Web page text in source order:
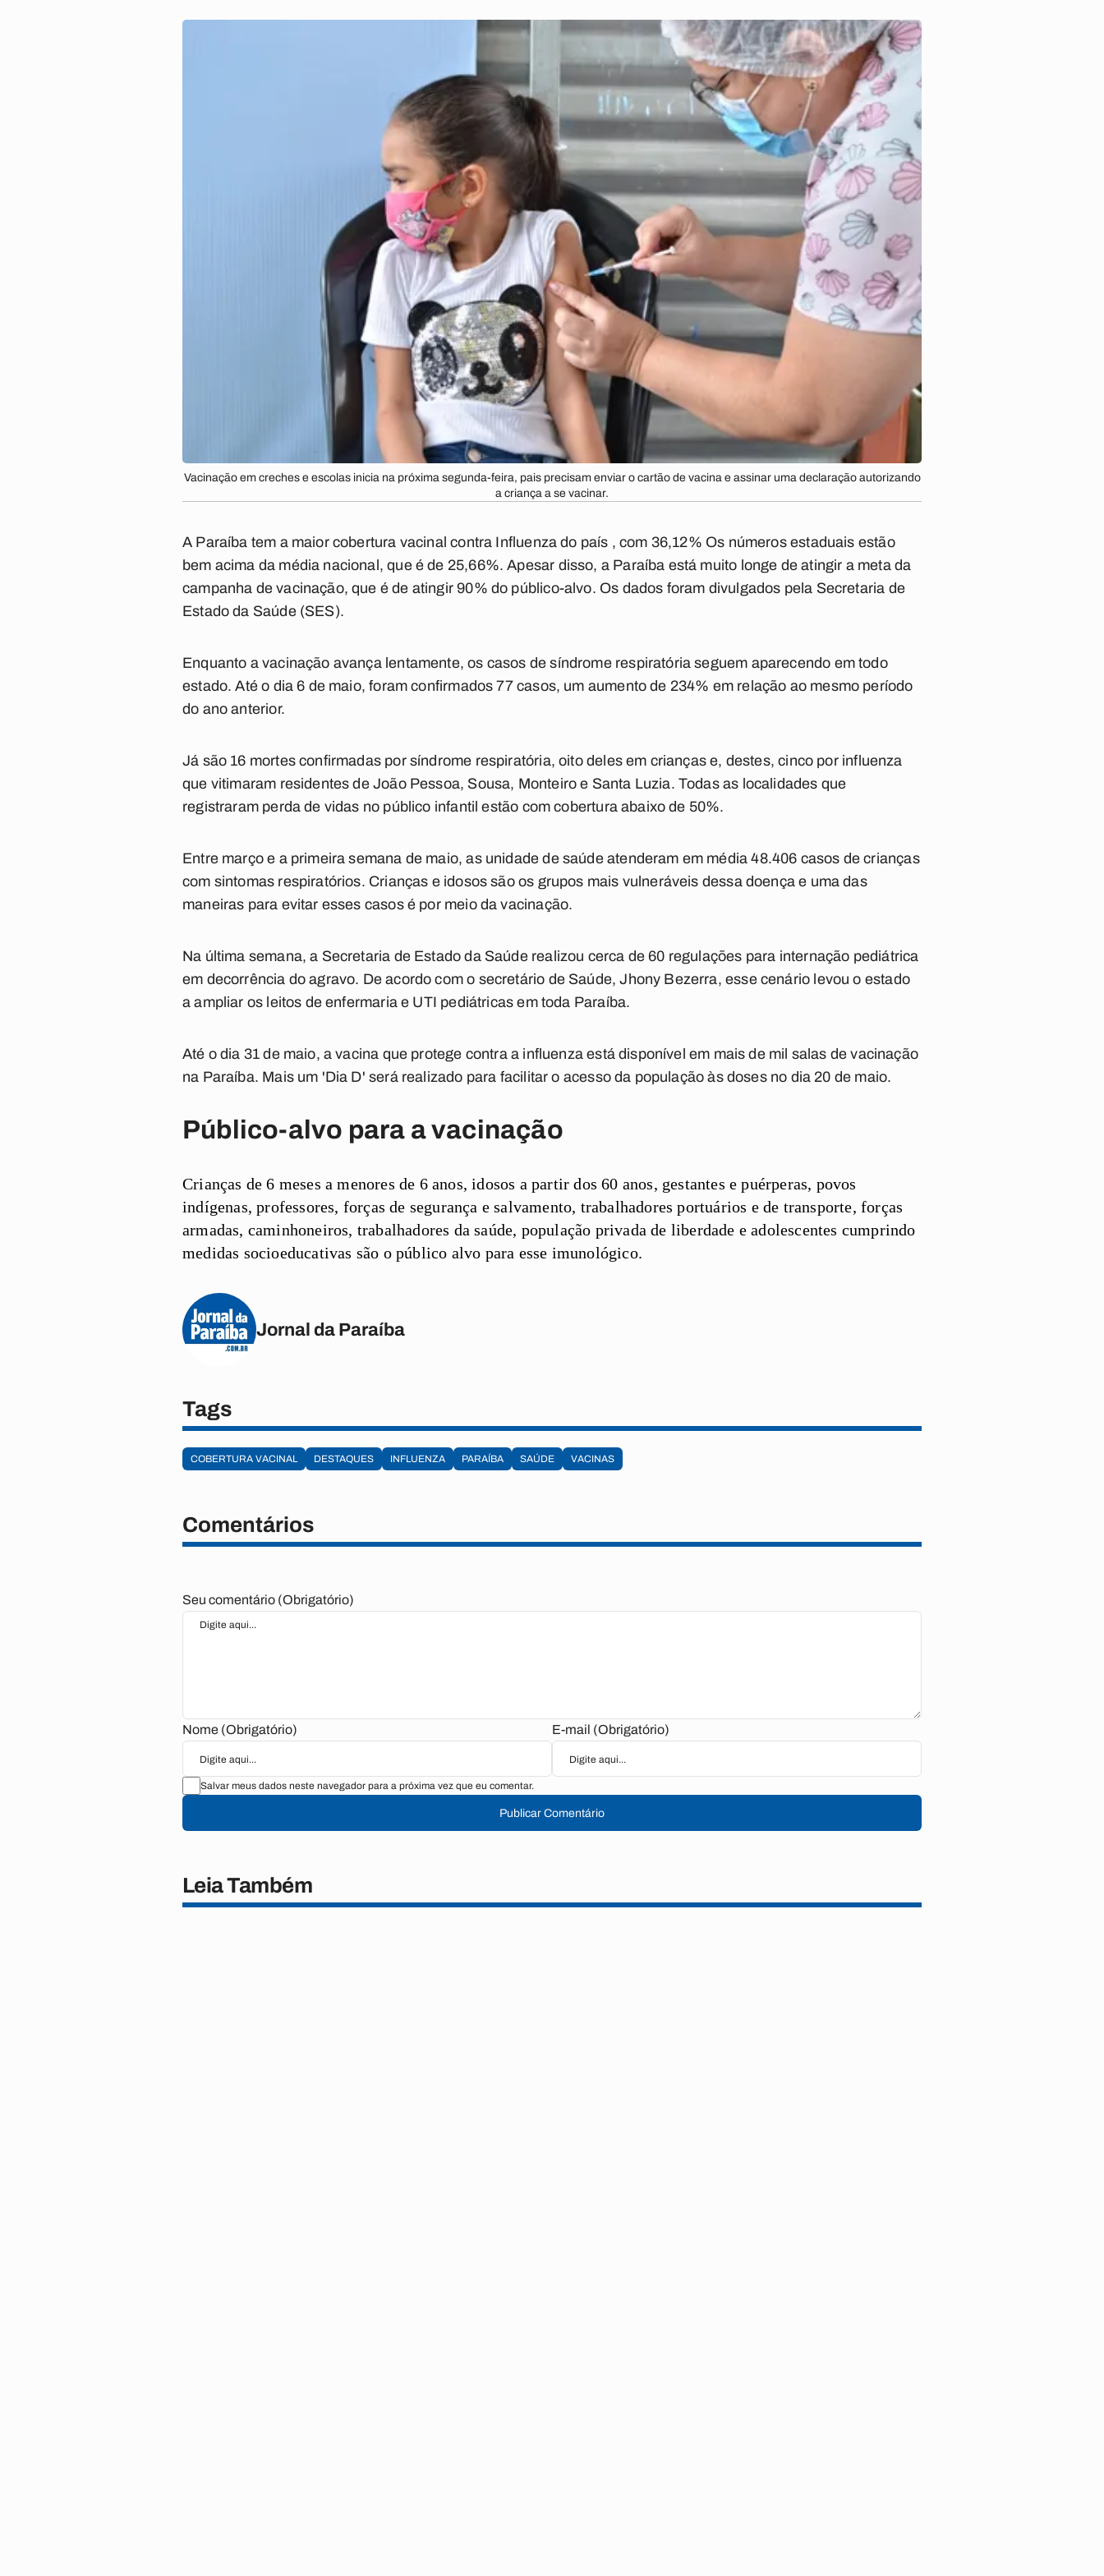
Vacinação em creches e escolas inicia na próxima segunda-feira, pais precisam enviar o cartão de vacina e assinar uma declaração autorizando
a criança a se vacinar.
A Paraíba tem a maior cobertura vacinal contra Influenza do país , com 36,12% Os números estaduais estão
bem acima da média nacional, que é de 25,66%. Apesar disso, a Paraíba está muito longe de atingir a meta da
campanha de vacinação, que é de atingir 90% do público-alvo. Os dados foram divulgados pela Secretaria de
Estado da Saúde (SES).
Enquanto a vacinação avança lentamente, os casos de síndrome respiratória seguem aparecendo em todo
estado. Até o dia 6 de maio, foram confirmados 77 casos, um aumento de 234% em relação ao mesmo período
do ano anterior.
Já são 16 mortes confirmadas por síndrome respiratória, oito deles em crianças e, destes, cinco por influenza
que vitimaram residentes de João Pessoa, Sousa, Monteiro e Santa Luzia. Todas as localidades que
registraram perda de vidas no público infantil estão com cobertura abaixo de 50%.
Entre março e a primeira semana de maio, as unidade de saúde atenderam em média 48.406 casos de crianças
com sintomas respiratórios. Crianças e idosos são os grupos mais vulneráveis dessa doença e uma das
maneiras para evitar esses casos é por meio da vacinação.
Na última semana, a Secretaria de Estado da Saúde realizou cerca de 60 regulações para internação pediátrica
em decorrência do agravo. De acordo com o secretário de Saúde, Jhony Bezerra, esse cenário levou o estado
a ampliar os leitos de enfermaria e UTI pediátricas em toda Paraíba.
Até o dia 31 de maio, a vacina que protege contra a influenza está disponível em mais de mil salas de vacinação
na Paraíba. Mais um 'Dia D' será realizado para facilitar o acesso da população às doses no dia 20 de maio.
Público-alvo para a vacinação
Crianças de 6 meses a menores de 6 anos, idosos a partir dos 60 anos, gestantes e puérperas, povos
indígenas, professores, forças de segurança e salvamento, trabalhadores portuários e de transporte, forças
armadas, caminhoneiros, trabalhadores da saúde, população privada de liberdade e adolescentes cumprindo
medidas socioeducativas são o público alvo para esse imunológico.
Jornal da Paraíba
Tags
COBERTURA VACINAL DESTAQUES INFLUENZA PARAÍBA SAÚDE VACINAS
Comentários
Seu comentário (Obrigatório)
Nome (Obrigatório) E-mail (Obrigatório)
Salvar meus dados neste navegador para a próxima vez que eu comentar.
Publicar Comentário
Leia Também